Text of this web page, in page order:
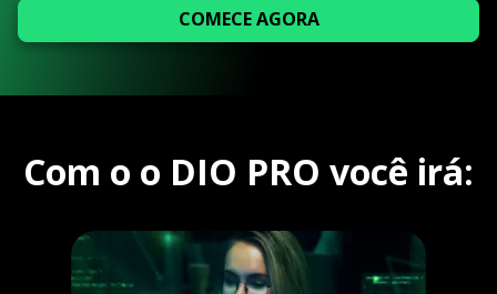
COMECE AGORA
Com o o DIO PRO você irá: